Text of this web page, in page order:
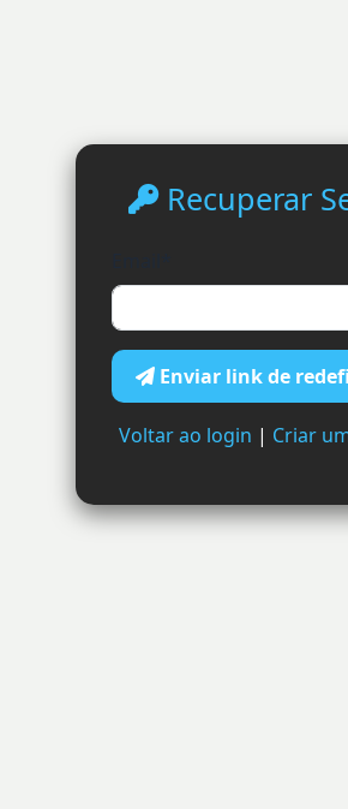
Recuperar
Enviar link de
Voltar ao login | Criar